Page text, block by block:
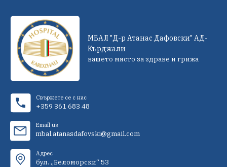
МБАЛ "Д-р Атанас Дафовски" АД-
Кърджали
вашето място за здраве и грижа
Свържете се с нас
+359 361 683 48
Email us
mbal.atanasdafovski@gmail.com
Адрес
бул. „Беломорски“ 53